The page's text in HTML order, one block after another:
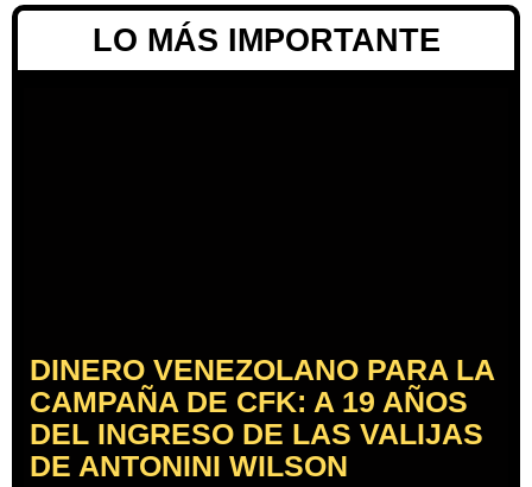
LO MÁS IMPORTANTE
DINERO VENEZOLANO PARA LA
CAMPAÑA DE CFK: A 19 AÑOS
DEL INGRESO DE LAS VALIJAS
DE ANTONINI WILSON